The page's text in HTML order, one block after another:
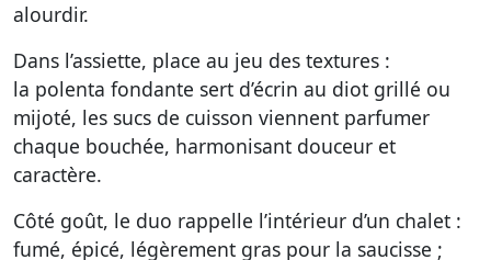
alourdir.
Dans l’assiette, place au jeu des textures :
la polenta fondante sert d’écrin au diot grillé ou
mijoté, les sucs de cuisson viennent parfumer
chaque bouchée, harmonisant douceur et
caractère.
Côté goût, le duo rappelle l’intérieur d’un chalet :
fumé, épicé, légèrement gras pour la saucisse ;